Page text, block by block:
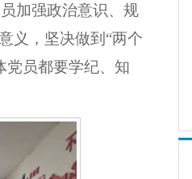
加强政治意识、规
义，坚决做到“两个
党员都要学纪、知